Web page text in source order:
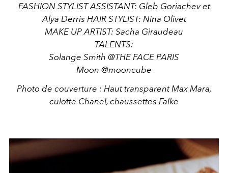
FASHION STYLIST ASSISTANT: Gleb Goriachev et
Alya Derris HAIR STYLIST: Nina Olivet
MAKE UP ARTIST: Sacha Giraudeau
TALENTS:
Solange Smith @THE FACE PARIS
Moon @mooncube
Photo de couverture : Haut transparent Max Mara,
culotte Chanel, chaussettes Falke